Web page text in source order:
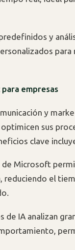
y
para
empresas
y
sus
clave
Microsoft
reduciendo el
de IA analizan